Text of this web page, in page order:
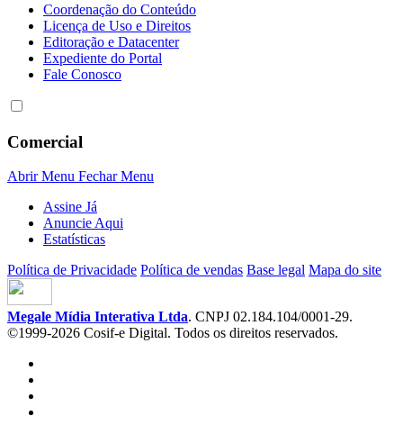
Coordenação do Conteúdo
Licença de Uso e Direitos
Editoração e Datacenter
Expediente do Portal
Fale Conosco
Comercial
Abrir Menu Fechar Menu
Assine Já
Anuncie Aqui
Estatísticas
Política de Privacidade Política de vendas Base legal Mapa do site
Megale Mídia Interativa Ltda. CNPJ 02.184.104/0001-29.
©1999-2026 Cosif-e Digital. Todos os direitos reservados.